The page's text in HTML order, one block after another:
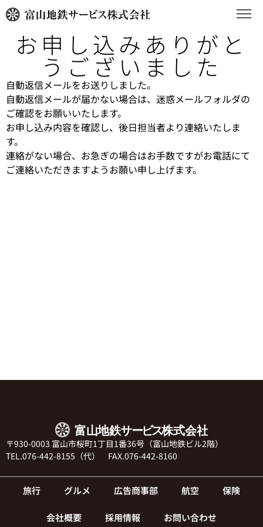
お申し込みありがと
うございました
自動返信メールをお送りしました。
自動返信メールが届かない場合は、迷惑メールフォルダの
ご確認をお願いいたします。
お申し込み内容を確認し、後日担当者より連絡いたしま
す。
連絡がない場合、お急ぎの場合はお手数ですがお電話にて
ご連絡いただきますようお願い申し上げます。
〒930-0003 富山市桜町1丁目1番36号（富山地鉄ビル2階）
TEL.076-442-8155（代） FAX.076-442-8160
旅行 グルメ 広告商事部 航空 保険
会社概要 採用情報 お問い合わせ